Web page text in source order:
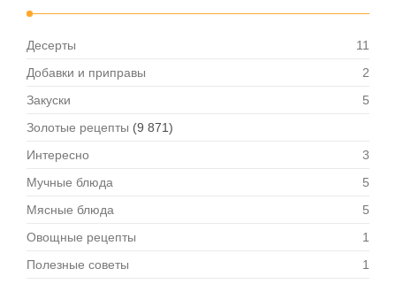
Десерты
11
Добавки и приправы
2
Закуски
5
Золотые рецепты (9 871)
Интересно
3
Мучные блюда
5
Мясные блюда
5
Овощные рецепты
1
Полезные советы
1